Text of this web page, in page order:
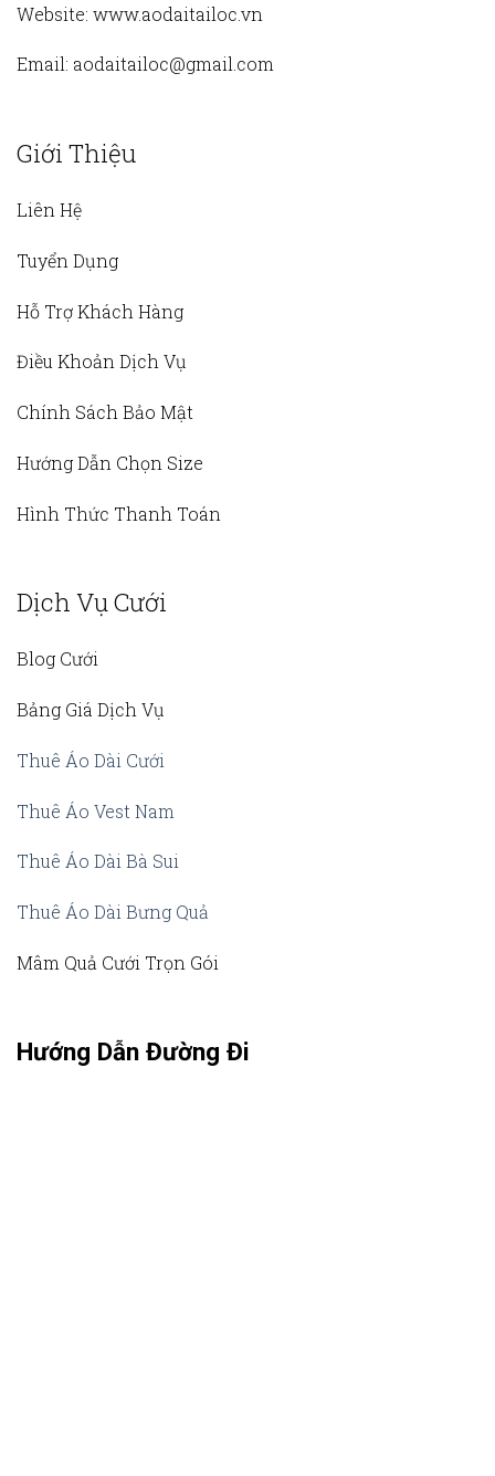
Website: www.aodaitailoc.vn
Email: aodaitailoc@gmail.com
Giới Thiệu
Liên Hệ
Tuyển Dụng
Hỗ Trợ Khách Hàng
Điều Khoản Dịch Vụ
Chính Sách Bảo Mật
Hướng Dẫn Chọn Size
Hình Thức Thanh Toán
Dịch Vụ Cưới
Blog Cưới
Bảng Giá Dịch Vụ
Thuê Áo Dài Cưới
Thuê Áo Vest Nam
Thuê Áo Dài Bà Sui
Thuê Áo Dài Bưng Quả
Mâm Quả Cưới Trọn Gói
Hướng Dẫn Đường Đi